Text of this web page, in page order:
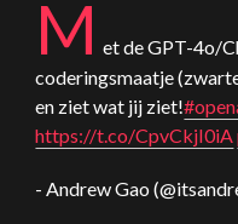
M et de GPT-4o/
coderingsmaatje
en ziet wat jij ziet!
https://t.co/CpvCkjI0iA
- Andrew Gao